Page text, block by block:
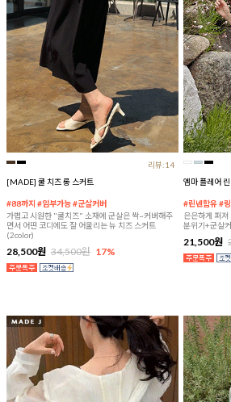
리뷰:14
[MADE] 쿨 치즈 롱 스커트
#88까지 #임부가능 #군살커버
가볍고 시원한 "쿨치즈" 소재에 군살은 싹~커버해주
면서 어떤 코디에도 잘 어울리는 뉴 치즈 스커트
(2color)
28,500원 34,500원 17%
엠마 플레어
#린넨함유 #
은은하게 퍼
분위기+군살
21,500원